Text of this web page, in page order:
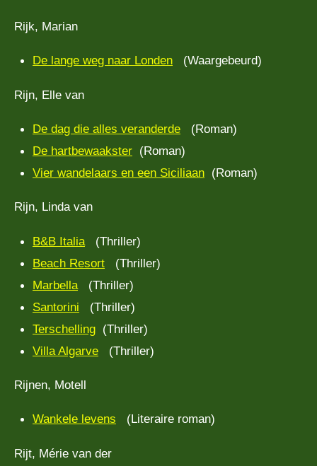
Rijk, Marian
De lange weg naar Londen (Waargebeurd)
Rijn, Elle van
De dag die alles veranderde (Roman)
De hartbewaakster (Roman)
Vier wandelaars en een Siciliaan (Roman)
Rijn, Linda van
B&B Italia (Thriller)
Beach Resort (Thriller)
Marbella (Thriller)
Santorini (Thriller)
Terschelling (Thriller)
Villa Algarve (Thriller)
Rijnen, Motell
Wankele levens (Literaire roman)
Rijt, Mérie van der